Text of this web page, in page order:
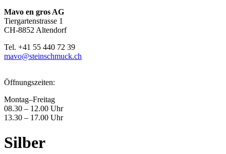
Mavo en gros AG
Tiergartenstrasse 1
CH-8852 Altendorf
Tel. +41 55 440 72 39
mavo@steinschmuck.ch
Öffnungszeiten:
Montag–Freitag
08.30 – 12.00 Uhr
13.30 – 17.00 Uhr
Silber